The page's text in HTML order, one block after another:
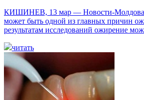
КИШИНЕВ, 13 мар — Новости-Молдова.
может быть одной из главных причин
результатам исследований ожирение
читать